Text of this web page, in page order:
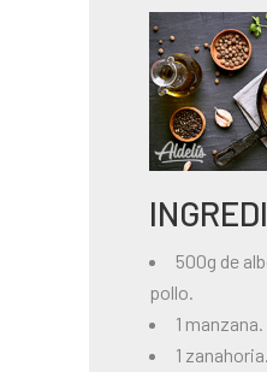
500g de
pollo.
1 manzana.
1 zanahoria.